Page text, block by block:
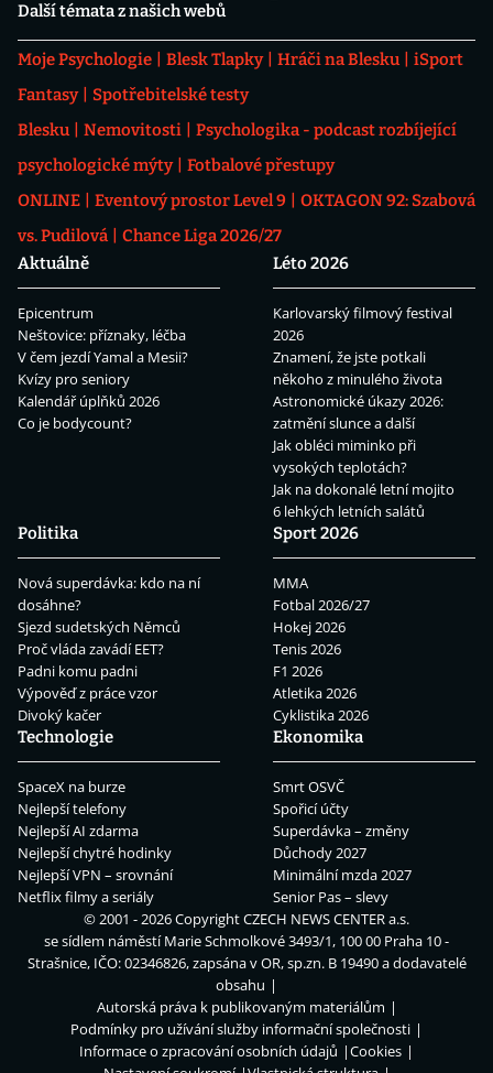
Další témata z našich webů
Moje Psychologie Blesk Tlapky Hráči na Blesku
iSport
Fantasy
Spotřebitelské testy
Blesku
Nemovitosti
Psychologika - podcast rozbíjející
psychologické mýty
Fotbalové přestupy
ONLINE
Eventový prostor Level 9
OKTAGON 92: Szabová
vs. Pudilová
Chance Liga 2026/27
Aktuálně
Epicentrum
Neštovice: příznaky, léčba
V čem jezdí Yamal a Mesii?
Kvízy pro seniory
Kalendář úplňků 2026
Co je bodycount?
Léto 2026
Karlovarský filmový festival
2026
Znamení, že jste potkali
někoho z minulého života
Astronomické úkazy 2026:
zatmění slunce a další
Jak obléci miminko při
vysokých teplotách?
Jak na dokonalé letní mojito
6 lehkých letních salátů
Politika
Nová superdávka: kdo na ní
dosáhne?
Sjezd sudetských Němců
Proč vláda zavádí EET?
Padni komu padni
Výpověď z práce vzor
Divoký kačer
Sport 2026
MMA
Fotbal 2026/27
Hokej 2026
Tenis 2026
F1 2026
Atletika 2026
Cyklistika 2026
Technologie
SpaceX na burze
Nejlepší telefony
Nejlepší AI zdarma
Nejlepší chytré hodinky
Nejlepší VPN – srovnání
Netflix filmy a seriály
Ekonomika
Smrt OSVČ
Spořicí účty
Superdávka – změny
Důchody 2027
Minimální mzda 2027
Senior Pas – slevy
© 2001 - 2026 CopyrightCZECH NEWS CENTER a.s.
se sídlem náměstí Marie Schmolkové 3493/1, 100 00 Praha 10 -
Strašnice, IČO: 02346826, zapsána v OR, sp.zn. B 19490 a dodavatelé
obsahu
Autorská práva k publikovaným materiálům
Podmínky pro užívání služby informační společnosti
Informace o zpracování osobních údajů
Cookies